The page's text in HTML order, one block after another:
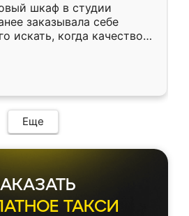
шкаф в студии
заказывала себе
искать, когда качеством
Служит кухня уже почти
нет.
Еще
ТАКСИ